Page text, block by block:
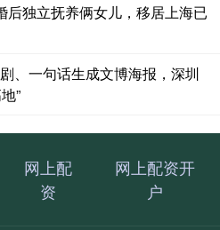
后独立抚养俩女儿，移居上海已
、一句话生成文博海报，深圳
”
网上配
资
网上配资开
户